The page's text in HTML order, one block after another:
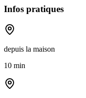
Infos pratiques
depuis la maison
10 min